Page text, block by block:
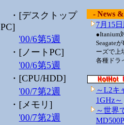
・[デスクトップ
PC]
'00/6第5週
・[ノートPC]
'00/6第5週
・[CPU/HDD]
'00/7第2週
・[メモリ]
'00/7第2週
- News
7月15
●Itanium
Seagate
ーズで上
各種ドラ
～L2キ
1GHz～
～世界